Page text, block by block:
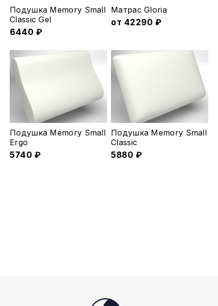
Подушка Memory Small
Classic Gel
6440 ₽
Этот
товар
вариаций.
Опции
можно
выбрать
странице
товара.
Матрас Gloria
от 42290 ₽
Подушка Memory Small
Ergo
5740 ₽
Подушка Memory Small
Classic
5880 ₽